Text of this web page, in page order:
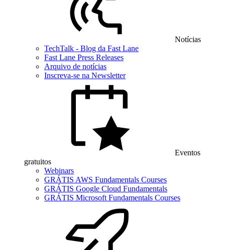
Notícias
TechTalk - Blog da Fast Lane
Fast Lane Press Releases
Arquivo de notícias
Inscreva-se na Newsletter
Eventos
gratuitos
Webinars
GRÁTIS AWS Fundamentals Courses
GRÁTIS Google Cloud Fundamentals
GRÁTIS Microsoft Fundamentals Courses